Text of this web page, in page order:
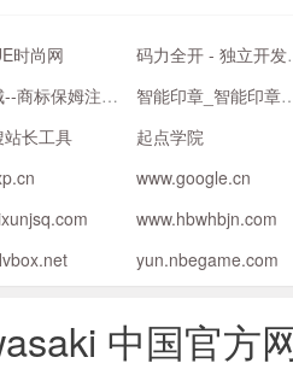
时尚网
码力
商标城--商标保姆注册|担保注册|续展转让等一站式服务平台
智能印章_智能印章机_打印盖章
长工具
起点学院
www.google.cn
www.hbwhbjn.com
yun.nbegame.com
中国官方